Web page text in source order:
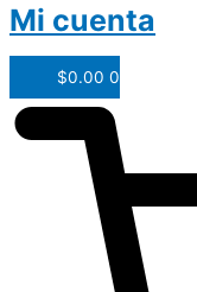
Mi cuenta
$0.00 0